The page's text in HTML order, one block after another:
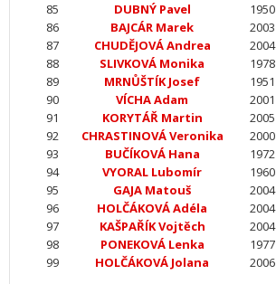
85
DUBNÝ Pavel 1950
86
BAJCÁR Marek 2003
87
CHUDĚJOVÁ Andrea 2004
88
SLIVKOVÁ Monika 1978
89
MRNŮŠTÍK Josef 1951
90
VÍCHA Adam 2001
91
KORYTÁŘ Martin 2005
92
CHRASTINOVÁ Veronika 2000
93
BUČÍKOVÁ Hana 1972
94
VYORAL Lubomír 1960
95
GAJA Matouš 2004
96
HOLČÁKOVÁ Adéla 2004
97
KAŠPAŘÍK Vojtěch 2004
98
PONEKOVÁ Lenka 1977
99
HOLČÁKOVÁ Jolana 2006